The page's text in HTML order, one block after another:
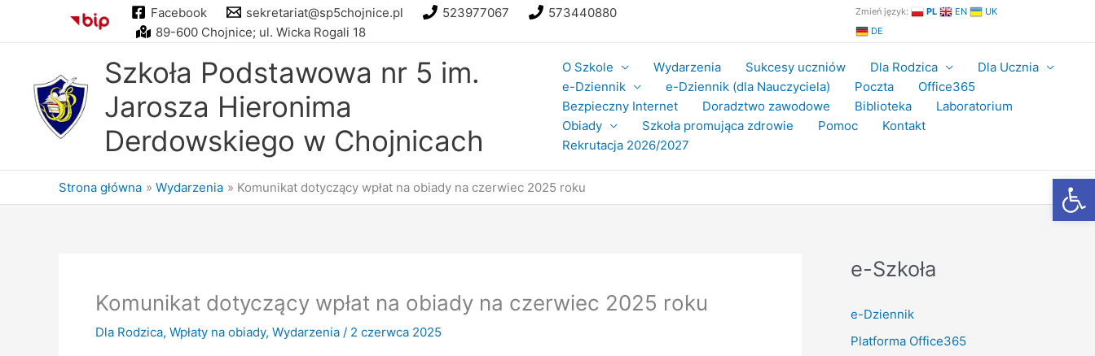
treści
Facebook sekretariat@sp5chojnice.pl 523977067
573440880
89-600 Chojnice; ul. Wicka Rogali 18
Zmień język: PL EN
UK
DE
Szkoła Podstawowa nr 5 im.
Jarosza Hieronima
Derdowskiego w Chojnicach
O Szkole Wydarzenia Sukcesy uczniów Dla Rodzica
Dla Ucznia
e-Dziennik
e-Dziennik (dla Nauczyciela) Poczta
Office365
Bezpieczny Internet
Doradztwo zawodowe Biblioteka
Laboratorium
Obiady
Szkoła promująca zdrowie Pomoc
Kontakt
Rekrutacja 2026/2027
Strona główna Wydarzenia Komunikat dotyczący wpłat na obiady na czerwiec 2025 roku
Komunikat dotyczący wpłat na obiady na czerwiec 2025 roku
Dla Rodzica, Wpłaty na obiady, Wydarzenia / 2 czerwca 2025
e-Szkoła
e-Dziennik
Platforma Office365